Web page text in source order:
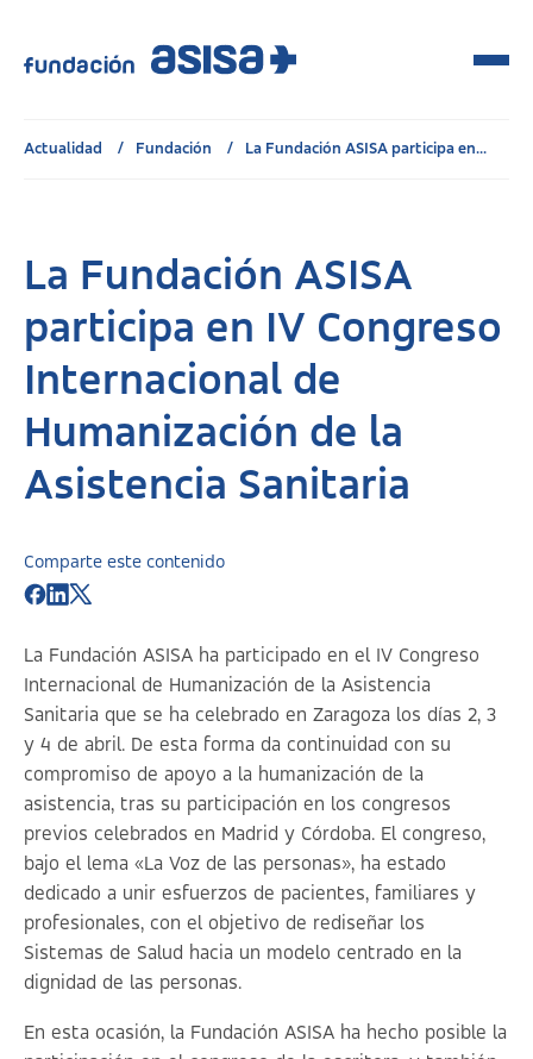
Actualidad Fundación La Fundación ASISA participa en...
La Fundación ASISA
participa en IV Congreso
Internacional de
Humanización de la
Asistencia Sanitaria
Comparte este contenido
La Fundación ASISA ha participado en el IV Congreso
Internacional de Humanización de la Asistencia
Sanitaria que se ha celebrado en Zaragoza los días 2, 3
y 4 de abril. De esta forma da continuidad con su
compromiso de apoyo a la humanización de la
asistencia, tras su participación en los congresos
previos celebrados en Madrid y Córdoba. El congreso,
bajo el lema «La Voz de las personas», ha estado
dedicado a unir esfuerzos de pacientes, familiares y
profesionales, con el objetivo de rediseñar los
Sistemas de Salud hacia un modelo centrado en la
dignidad de las personas.
En esta ocasión, la Fundación ASISA ha hecho posible la